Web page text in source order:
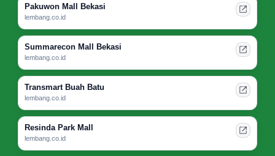
Pakuwon Mall Bekasi
lembang.co.id
Summarecon Mall Bekasi
lembang.co.id
Transmart Buah Batu
lembang.co.id
Resinda Park Mall
lembang.co.id